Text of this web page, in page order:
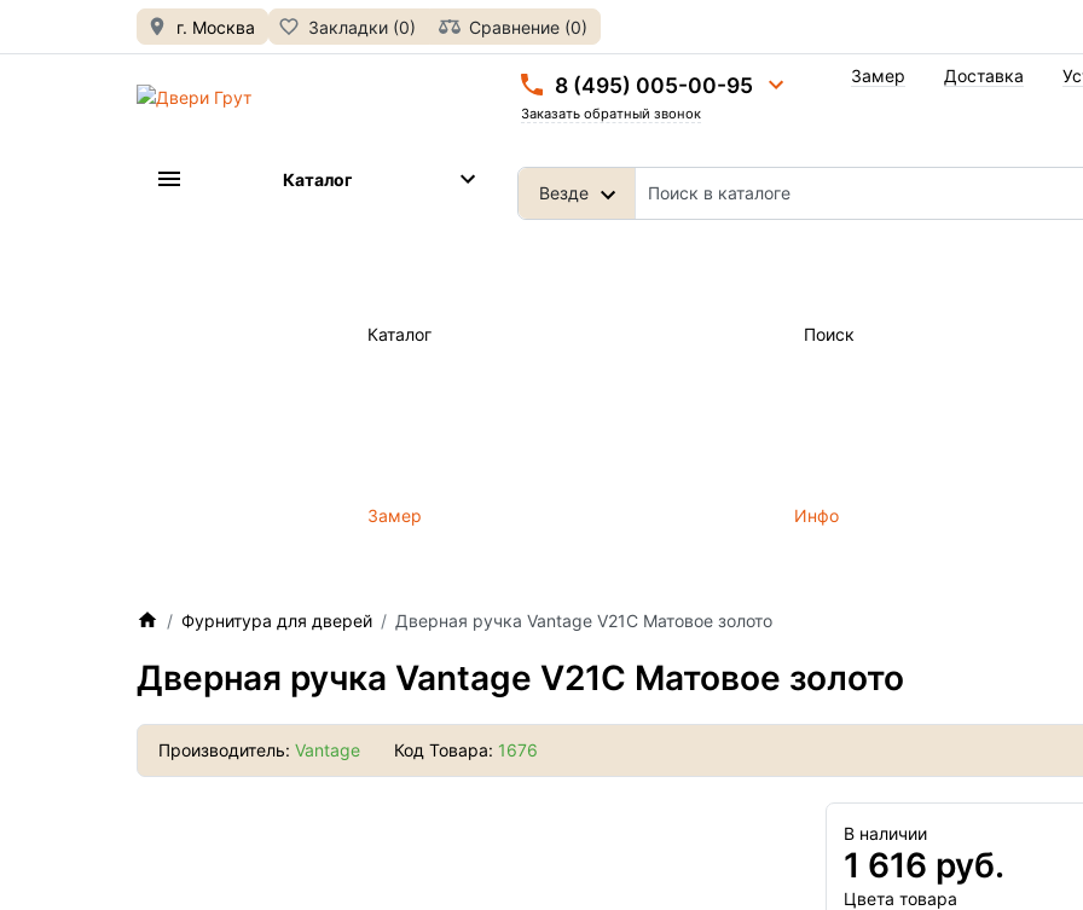
г. Москва Закладки (0) Сравнение (0)
8 (495) 005-00-95
Заказать обратный звонок
Везде
Замер Доставка
Каталог
Каталог Поиск
Замер Инфо
Фурнитура для дверей Дверная ручка Vantage V21C Матовое золото
Дверная ручка Vantage V21C Матовое золото
Производитель: Vantage Код Товара: 1676
В наличии
1 616 руб.
Цвета товара